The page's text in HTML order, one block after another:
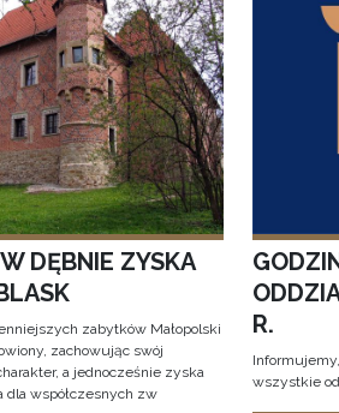
DĘBNIE ZYSKA
zabytków Małopolski
zachowując swój
a jednocześnie zyska
dla współczesnych zw
R.
wszystkie